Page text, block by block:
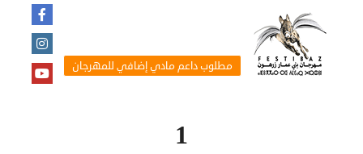
مطلوب داعم مادي إضافي للمهرجان
1